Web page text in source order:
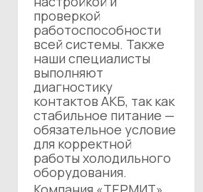
проверкой
работоспособности
всей системы. Также
наши специалисты
выполняют
диагностику
контактов АКБ, так как
стабильное питание —
обязательное условие
для корректной
работы холодильного
оборудования.